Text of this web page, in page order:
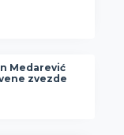
Medarević
zvezde